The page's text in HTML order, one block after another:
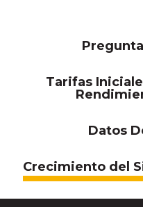
Tarifas
Datos
Crecimiento del